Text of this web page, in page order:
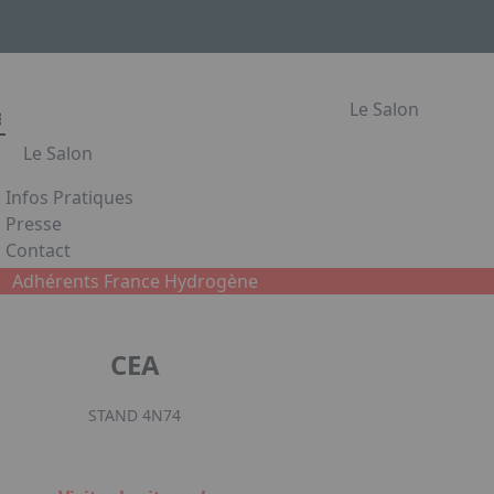
Le Salon
Le Salon
Le Salon
Les secteurs du Salon Habitat & Jardin
Le Salon de l'Habitat en images
Infos Pratiques
Presse
Contact
Appuyez sur Entrée pour ouvrir le lien. Appuyez sur la
Adhérents France Hydrogène
CEA
STAND 4N74